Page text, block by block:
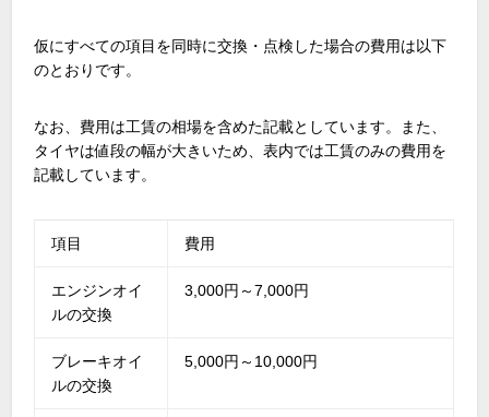
仮にすべての項目を同時に交換・点検した場合の費用は以下
のとおりです。
なお、費用は工賃の相場を含めた記載としています。また、
タイヤは値段の幅が大きいため、表内では工賃のみの費用を
記載しています。
項目 費用
エンジンオイ
ルの交換
3,000円～7,000円
ブレーキオイ
ルの交換
5,000円～10,000円